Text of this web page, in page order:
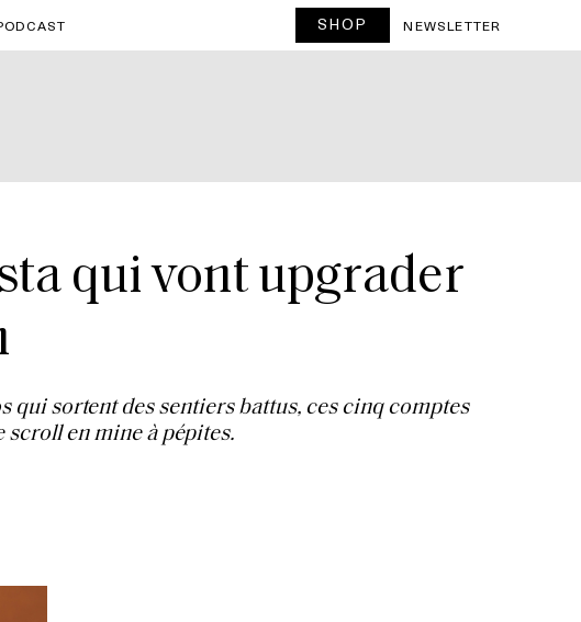
SHOP NEWSLETTER
qui vont upgrader
qui sortent des sentiers battus, ces cinq comptes
en mine à pépites.